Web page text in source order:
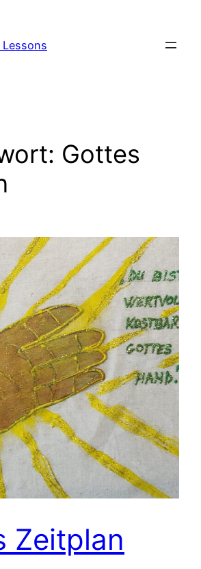
Gottes
Zeitplan